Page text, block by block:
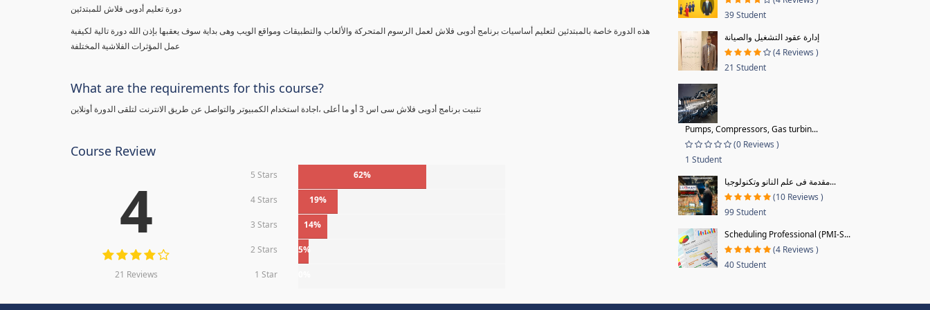
دورة تعليم أدوبى فلاش للمبتدئين
هذه الدورة خاصة بالمبتدئين لتعليم أساسيات برنامج أدوبى فلاش لعمل الرسوم المتحركة والألعاب والتطبيقات ومواقع الويب وهى بداية سوف يعقبها بإذن الله دورة تالية لكيفية
عمل المؤثرات الفلاشية المختلفة
What are the requirements for this course?
Course Review
4
21 Reviews
5 Stars 62%
4 Stars 19%
3 Stars 14%
2 Stars 5%
1 Star
39 Student
إدارة عقود التشغيل والصيانة
(4 Reviews )
21 Student
Pumps, Compressors, Gas turbin...
(0 Reviews )
1 Student
مقدمة فى علم النانو وتكنولوجيا...
(10 Reviews )
99 Student
Scheduling Professional (PMI-S...
(4 Reviews )
40 Student